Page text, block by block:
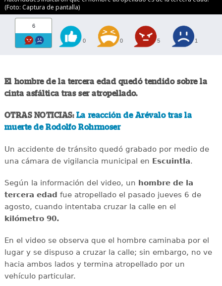
(Foto: Captura de pantalla)
6
0 0 5 1
El hombre de la tercera edad quedó tendido sobre la
cinta asfáltica tras ser atropellado.
OTRAS NOTICIAS: La reacción de Arévalo tras la
muerte de Rodolfo Rohrmoser
Un accidente de tránsito quedó grabado por medio de
una cámara de vigilancia municipal en Escuintla.
Según la información del video, un hombre de la
tercera edad fue atropellado el pasado jueves 6 de
agosto, cuando intentaba cruzar la calle en el
kilómetro 90.
En el video se observa que el hombre caminaba por el
lugar y se dispuso a cruzar la calle; sin embargo, no ve
hacia ambos lados y termina atropellado por un
vehículo particular.